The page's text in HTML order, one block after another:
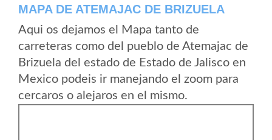
MAPA DE ATEMAJAC DE BRIZUELA
Aqui os dejamos el Mapa tanto de
carreteras como del pueblo de Atemajac de
Brizuela del estado de Estado de Jalisco en
Mexico podeis ir manejando el zoom para
cercaros o alejaros en el mismo.